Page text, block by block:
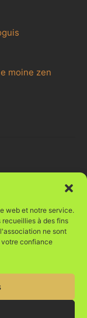
web et notre service.
à des fins
ne sont
votre confiance
moine zen
(UE)